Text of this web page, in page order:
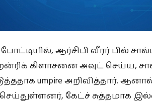
ஆர்சிபி வீரர் பில்
கிளாசனை அவுட் செய்ய,
umpire அறிவித்தார்.
செய்துள்ளனர், கேட்ச்